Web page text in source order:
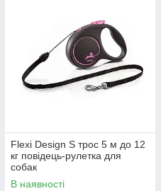
Flexi Design S трос 5 м до 12
кг повідець-рулетка для
собак
В наявності